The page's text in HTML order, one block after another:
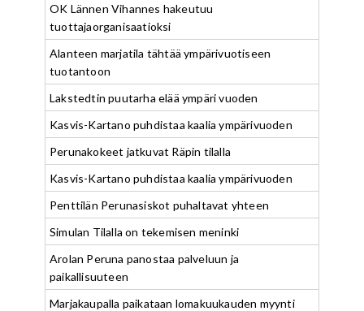
OK Lännen Vihannes hakeutuu
tuottajaorganisaatioksi
Alanteen marjatila tähtää ympärivuotiseen
tuotantoon
Lakstedtin puutarha elää ympäri vuoden
Kasvis-Kartano puhdistaa kaalia ympärivuoden
Perunakokeet jatkuvat Räpin tilalla
Kasvis-Kartano puhdistaa kaalia ympärivuoden
Penttilän Perunasiskot puhaltavat yhteen
Simulan Tilalla on tekemisen meninki
Arolan Peruna panostaa palveluun ja
paikallisuuteen
Marjakaupalla paikataan lomakuukauden myynti